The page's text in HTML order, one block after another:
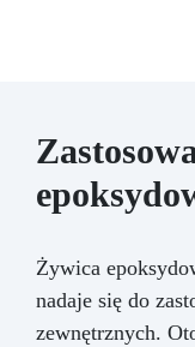
Żywica
nadaje się do
zewnętrznych.